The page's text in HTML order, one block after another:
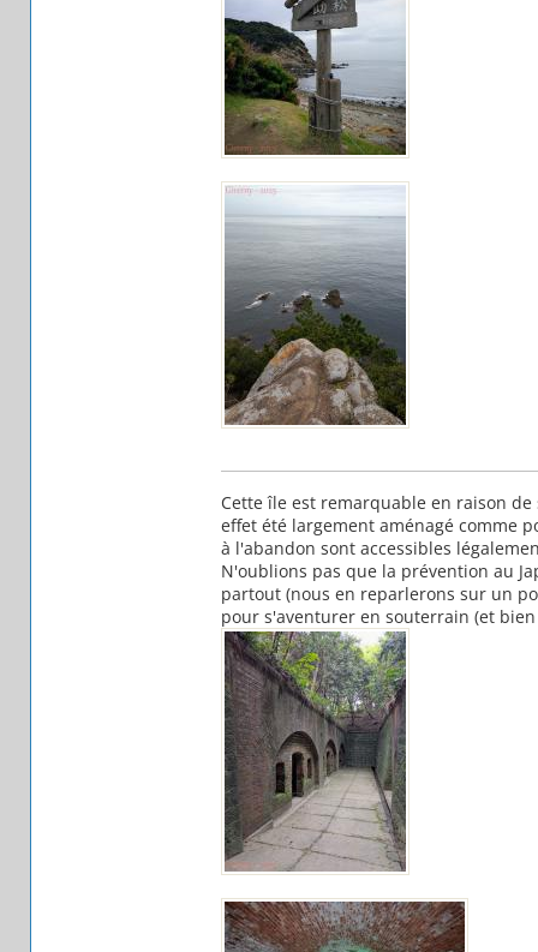
Cette île est remarquable en raison
effet été largement aménagé comme
à l'abandon sont accessibles
N'oublions pas que la prévention au
partout (nous en reparlerons sur un
pour s'aventurer en souterrain (et